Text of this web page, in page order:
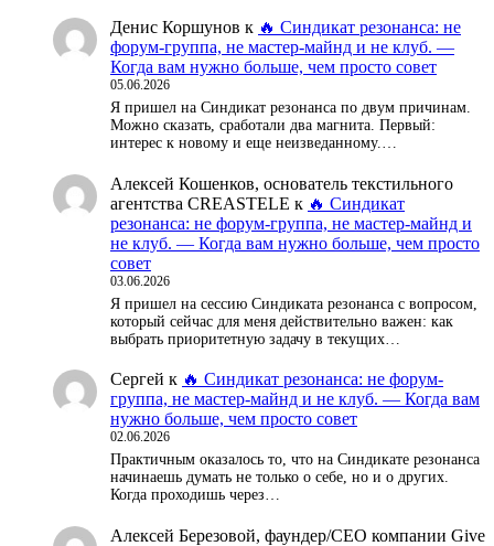
Денис Коршунов к 🔥 Синдикат резонанса: не
форум-группа, не мастер-майнд и не клуб. —
Когда вам нужно больше, чем просто совет
05.06.2026
Я пришел на Синдикат резонанса по двум причинам.
Можно сказать, сработали два магнита. Первый:
интерес к новому и еще неизведанному.…
Алексей Кошенков, основатель текстильного
агентства CREASTELE к 🔥 Синдикат
резонанса: не форум-группа, не мастер-майнд и
не клуб. — Когда вам нужно больше, чем просто
совет
03.06.2026
Я пришел на сессию Синдиката резонанса с вопросом,
который сейчас для меня действительно важен: как
выбрать приоритетную задачу в текущих…
Сергей к 🔥 Синдикат резонанса: не форум-
группа, не мастер-майнд и не клуб. — Когда вам
нужно больше, чем просто совет
02.06.2026
Практичным оказалось то, что на Синдикате резонанса
начинаешь думать не только о себе, но и о других.
Когда проходишь через…
Алексей Березовой, фаундер/СЕО компании Give